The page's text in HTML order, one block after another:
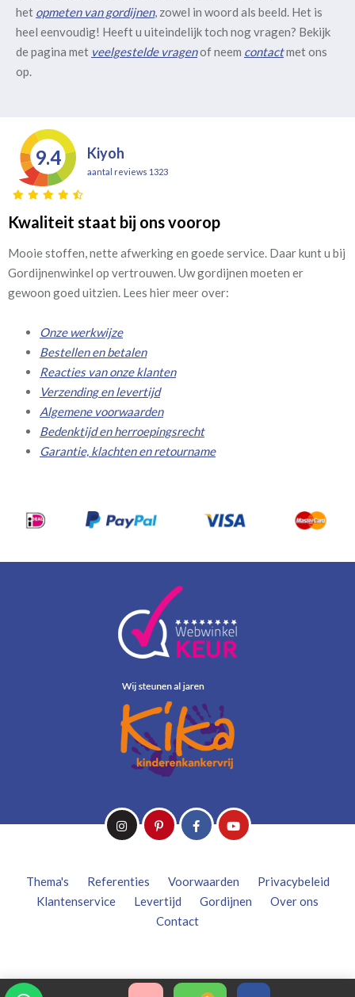
het opmeten van gordijnen, zowel in woord als beeld. Het is
heel eenvoudig! Heeft u uiteindelijk toch nog vragen? Bekijk
de pagina met veelgestelde vragenof neem contactmet ons
op.
9.4 Kiyoh
aantal reviews 1323
Kwaliteit staat bij ons voorop
Mooie stoffen, nette afwerking en goede service. Daar kunt u bij
Gordijnenwinkel op vertrouwen. Uw gordijnen moeten er
gewoon goed uitzien. Lees hier meer over:
Onze werkwijze
Bestellen en betalen
Reacties van onze klanten
Verzending en levertijd
Algemene voorwaarden
Bedenktijd en herroepingsrecht
Garantie, klachten en retourname
Thema's Referenties Voorwaarden
Privacybeleid
Klantenservice
Levertijd Gordijnen
Over ons
Contact